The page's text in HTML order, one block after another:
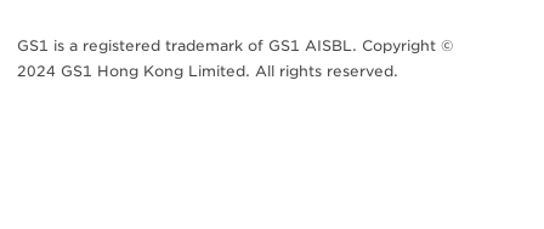
聯絡我們
GS1 is a registered trademark of GS1 AISBL. Copyright ©
2024 GS1 Hong Kong Limited. All rights reserved.